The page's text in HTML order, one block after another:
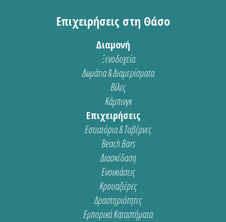
Επιχειρήσεις στη Θάσο
Διαμονή
Ξενοδοχεία
Δωμάτια & Διαμερίσματα
Βίλες
Κάμπινγκ
Επιχειρήσεις
Εστιατόρια & Ταβέρνες
Beach Bars
Διασκέδαση
Ενοικιάσεις
Κρουαζιέρες
Δραστηριότητες
Εμπορικά Καταστήματα